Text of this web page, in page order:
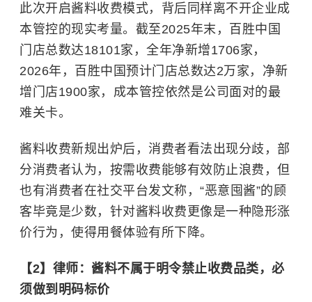
此次开启酱料收费模式，背后同样离不开企业成
本管控的现实考量。截至2025年末，百胜中国
门店总数达18101家，全年净新增1706家，
2026年，百胜中国预计门店总数达2万家，净新
增门店1900家，成本管控依然是公司面对的最
难关卡。
酱料收费新规出炉后，消费者看法出现分歧，部
分消费者认为，按需收费能够有效防止浪费，但
也有消费者在社交平台发文称，“恶意囤酱”的顾
客毕竟是少数，针对酱料收费更像是一种隐形涨
价行为，使得用餐体验有所下降。
【2】律师：酱料不属于明令禁止收费品类，必
须做到明码标价